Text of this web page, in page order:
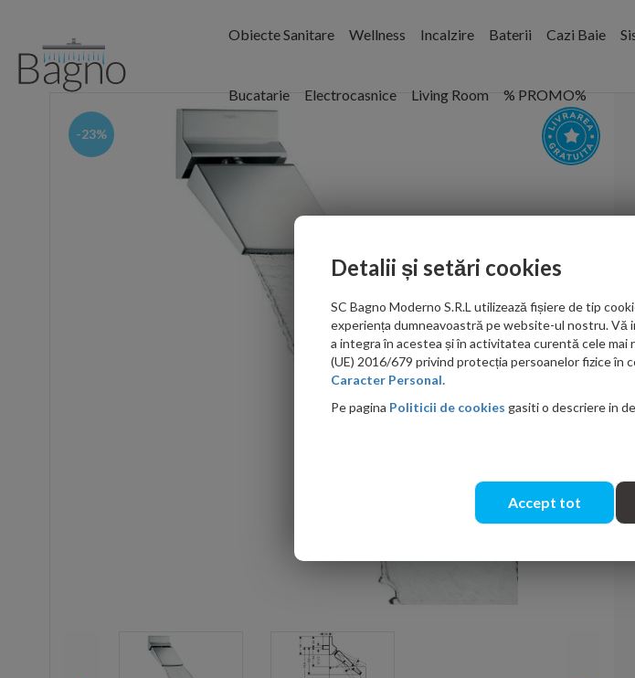
Obiecte Sanitare Wellness Incalzire Baterii Cazi Baie
Bucatarie Electrocasnice Living Room % PROMO%
-23%
Detalii și setări cookies
SC Bagno Moderno S.R.L utilizează fișiere de tip
experiența dumneavoastră pe website-ul nostru. Vă
a integra în acestea și în activitatea curentă cele
(UE) 2016/679 privind protecția persoanelor fizice în
Caracter Personal.
Pe pagina Politicii de cookies gasiti o descriere in
Accept tot